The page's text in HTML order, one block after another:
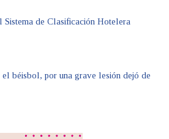
Sistema de Clasificación Hotelera
el béisbol, por una grave lesión dejó de